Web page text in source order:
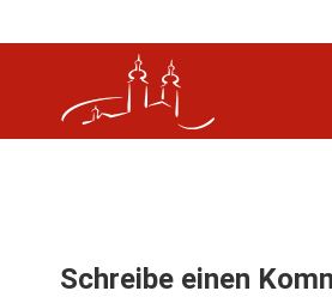
Schreibe einen